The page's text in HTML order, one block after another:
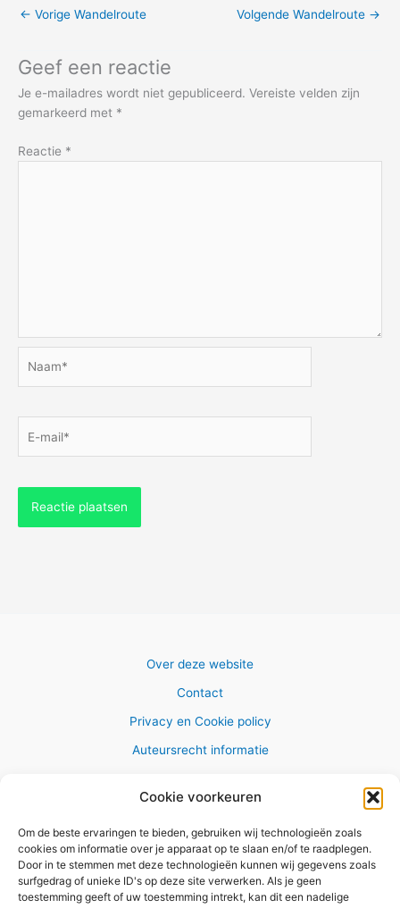
Cookie voorkeuren
Om de beste ervaringen te bieden, gebruiken wij technologieën zoals
cookies om informatie over je apparaat op te slaan en/of te raadplegen.
Door in te stemmen met deze technologieën kunnen wij gegevens zoals
surfgedrag of unieke ID's op deze site verwerken. Als je geen
toestemming geeft of uw toestemming intrekt, kan dit een nadelige
← Vorige Wandelroute Volgende Wandelroute →
Geef een reactie
Je e-mailadres wordt niet gepubliceerd. Vereiste velden zijn
gemarkeerd met *
Reactie *
mail*
Over deze website
Contact
Privacy en Cookie policy
Auteursrecht informatie
Copyright © 2026 AlleWandelRoutes.nl